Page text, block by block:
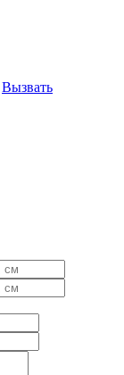
Вызвать